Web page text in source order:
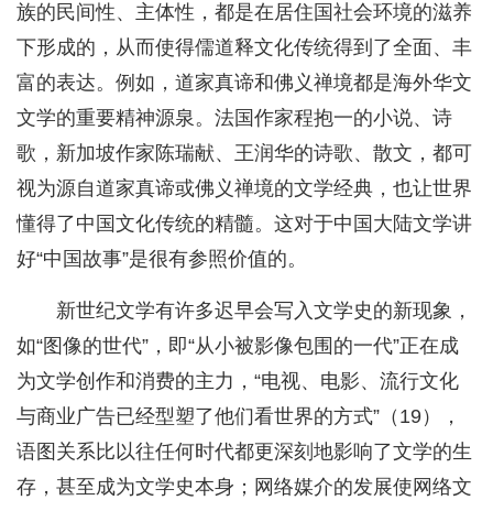
族的民间性、主体性，都是在居住国社会环境的滋养
下形成的，从而使得儒道释文化传统得到了全面、丰
富的表达。例如，道家真谛和佛义禅境都是海外华文
文学的重要精神源泉。法国作家程抱一的小说、诗
歌，新加坡作家陈瑞献、王润华的诗歌、散文，都可
视为源自道家真谛或佛义禅境的文学经典，也让世界
懂得了中国文化传统的精髓。这对于中国大陆文学讲
好“中国故事”是很有参照价值的。
新世纪文学有许多迟早会写入文学史的新现象，
如“图像的世代”，即“从小被影像包围的一代”正在成
为文学创作和消费的主力，“电视、电影、流行文化
与商业广告已经型塑了他们看世界的方式”（19），
语图关系比以往任何时代都更深刻地影响了文学的生
存，甚至成为文学史本身；网络媒介的发展使网络文